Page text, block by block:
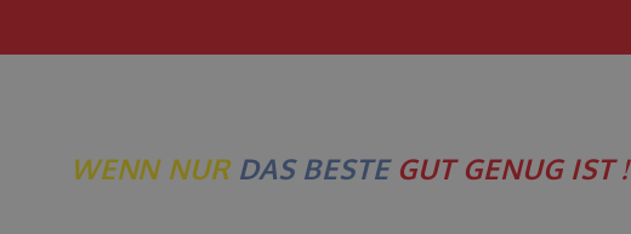
WENN NUR DAS BESTE GUT GENUG IST !